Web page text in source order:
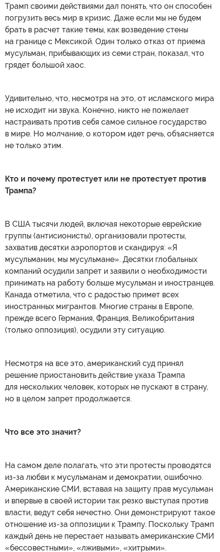
Трамп своими действиями дал понять, что он способен
погрузить весь мир в кризис. Даже если мы не будем
брать в расчет такие темы, как возведение стены
на границе с Мексикой. Один только отказ от приема
мусульман, прибывающих из семи стран, показал, что
грядет большой хаос.
Удивительно, что, несмотря на это, от исламского мира
не исходит ни звука. Конечно, никто не пожелает
настраивать против себя самое сильное государство
в мире. Но молчание, о котором идет речь, объясняется
не только этим.
Кто и почему протестует или не протестует против
Трампа?
В США тысячи людей, включая некоторые еврейские
группы (антисионисты), организовали протесты,
захватив десятки аэропортов и скандируя: «Я
мусульманин, мы мусульмане». Десятки глобальных
компаний осудили запрет и заявили о необходимости
принимать на работу больше мусульман и иностранцев.
Канада отметила, что с радостью примет всех
иностранных мигрантов. Многие страны в Европе,
прежде всего Германия, Франция, Великобритания
(только оппозиция), осудили эту ситуацию.
Несмотря на все это, американский суд принял
решение приостановить действие указа Трампа
для нескольких человек, которых не пускают в страну,
но в целом запрет продолжается.
Что все это значит?
На самом деле полагать, что эти протесты проводятся
из-за любви к мусульманам и демократии, ошибочно.
Американские СМИ, вставая на защиту прав мусульман
и впервые в своей истории так резко выступая против
власти, ведут себя нечестно. Они демонстрируют такое
отношение из-за оппозиции к Трампу. Поскольку Трамп
каждый день не перестает называть американские СМИ
«бессовестными», «лживыми», «хитрыми».